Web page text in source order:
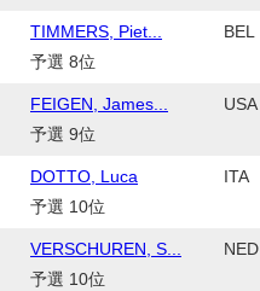
TIMMERS, Piet...
予選 8位
BEL
FEIGEN, James...
予選 9位
USA
DOTTO, Luca
予選 10位
ITA
VERSCHUREN, S...
予選 10位
NED